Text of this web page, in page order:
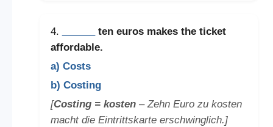
4.
ten euros makes the ticket
affordable.
a) Costs
b) Costing
[Costing = kosten– Zehn Euro zu kosten
macht die Eintrittskarte erschwinglich.]